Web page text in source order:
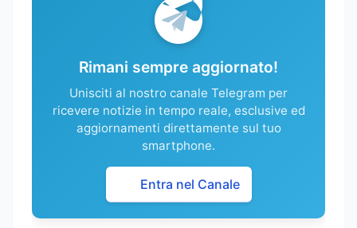
Rimani sempre aggiornato!
Unisciti al nostro canale Telegram per
ricevere notizie in tempo reale, esclusive ed
aggiornamenti direttamente sul tuo
smartphone.
Entra nel Canale